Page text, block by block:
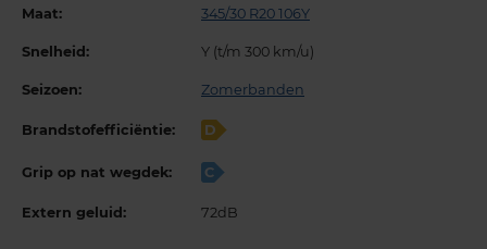
Maat: 345/30 R20 106Y
Snelheid: Y (t/m 300 km/u)
Seizoen: Zomerbanden
Brandstofefficiëntie: D
Grip op nat wegdek: C
Extern geluid: 72dB